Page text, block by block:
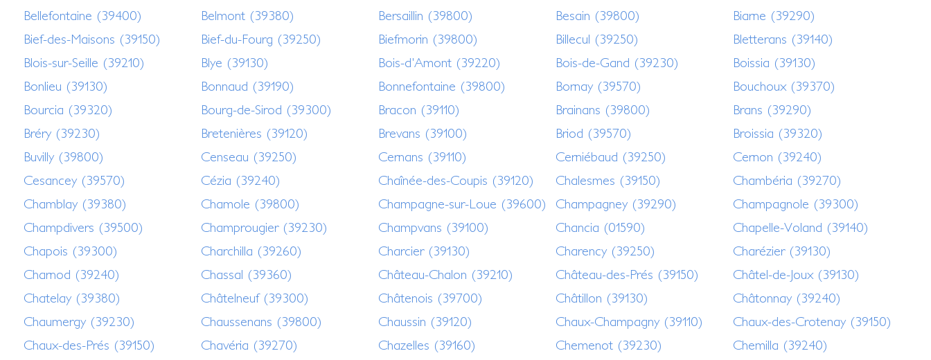
Bellefontaine (39400)
Belmont (39380) Bersaillin (39800) Besain (39800)
Biarne (39290)
Bief-des-Maisons (39150)
Bief-du-Fourg (39250) Biefmorin (39800) Billecul (39250)
Bletterans (39140)
Blois-sur-Seille (39210)
Blye (39130) Bois-d'Amont (39220) Bois-de-Gand (39230)
Boissia (39130)
Bonlieu (39130)
Bonnaud (39190) Bonnefontaine (39800) Bornay (39570)
Bouchoux (39370)
Bourcia (39320)
Bourg-de-Sirod (39300) Bracon (39110) Brainans (39800)
Brans (39290)
Bréry (39230)
Bretenières (39120) Brevans (39100) Briod (39570)
Broissia (39320)
Buvilly (39800)
Censeau (39250) Cernans (39110) Cerniébaud (39250)
Cernon (39240)
Cesancey (39570)
Cézia (39240) Chaînée-des-Coupis (39120) Chalesmes (39150)
Chambéria (39270)
Chamblay (39380)
Chamole (39800) Champagne-sur-Loue (39600) Champagney (39290)
Champagnole (39300)
Champdivers (39500)
Champrougier (39230) Champvans (39100) Chancia (01590)
Chapelle-Voland (39140)
Chapois (39300)
Charchilla (39260) Charcier (39130) Charency (39250)
Charézier (39130)
Charnod (39240)
Chassal (39360) Château-Chalon (39210) Château-des-Prés (39150)
Châtel-de-Joux (39130)
Chatelay (39380)
Châtelneuf (39300) Châtenois (39700) Châtillon (39130)
Châtonnay (39240)
Chaumergy (39230)
Chaussenans (39800) Chaussin (39120) Chaux-Champagny (39110)
Chaux-des-Crotenay (39150)
Chaux-des-Prés (39150)
Chavéria (39270) Chazelles (39160) Chemenot (39230)
Chemilla (39240)